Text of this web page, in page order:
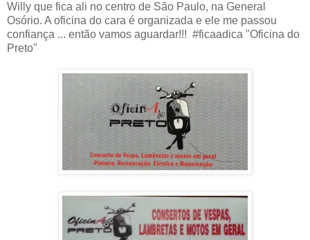
Willy que fica ali no centro de São Paulo, na General
Osório. A oficina do cara é organizada e ele me passou
confiança ... então vamos aguardar!!! #ficaadica "Oficina do
Preto"